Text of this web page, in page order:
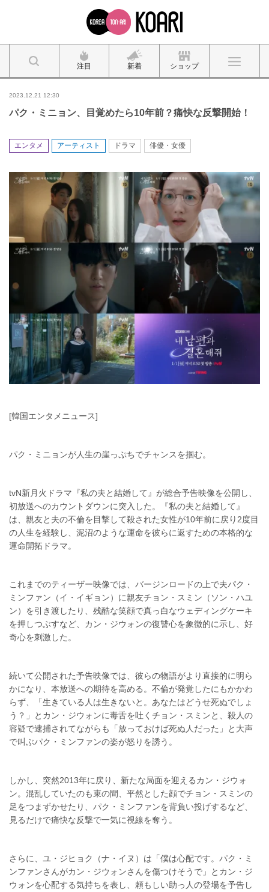
注目 新着 ショップ
2023.12.21 12:30
パク・ミニョン、目覚めたら10年前？痛快な反撃開始！
エンタメ アーティスト ドラマ 俳優・女優
[韓国エンタメニュース]
パク・ミニョンが人生の崖っぷちでチャンスを掴む。
tvN新月火ドラマ『私の夫と結婚して』が総合予告映像を公開し、
初放送へのカウントダウンに突入した。『私の夫と結婚して』
は、親友と夫の不倫を目撃して殺された女性が10年前に戻り2度目
の人生を経験し、泥沼のような運命を彼らに返すための本格的な
運命開拓ドラマ。
これまでのティーザー映像では、バージンロードの上で夫パク・
ミンファン（イ・イギョン）に親友チョン・スミン（ソン・ハユ
ン）を引き渡したり、残酷な笑顔で真っ白なウェディングケーキ
を押しつぶすなど、カン・ジウォンの復讐心を象徴的に示し、好
奇心を刺激した。
続いて公開された予告映像では、彼らの物語がより直接的に明ら
かになり、本放送への期待を高める。不倫が発覚したにもかかわ
らず、「生きている人は生きないと。あなたはどうせ死ぬでしょ
う？」とカン・ジウォンに毒舌を吐くチョン・スミンと、殺人の
容疑で逮捕されてながらも「放っておけば死ぬ人だった」と大声
で叫ぶパク・ミンファンの姿が怒りを誘う。
しかし、突然2013年に戻り、新たな局面を迎えるカン・ジウォ
ン。混乱していたのも束の間、平然とした顔でチョン・スミンの
足をつまずかせたり、パク・ミンファンを背負い投げするなど、
見るだけで痛快な反撃で一気に視線を奪う。
さらに、ユ・ジヒョク（ナ・イヌ）は「僕は心配です。パク・ミ
ンファンさんがカン・ジウォンさんを傷つけそうで」とカン・ジ
ウォンを心配する気持ちを表し、頼もしい助っ人の登場を予告し